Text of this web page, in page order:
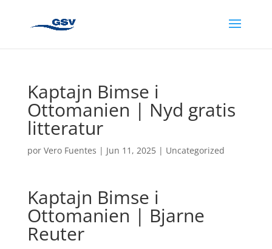
Kaptajn Bimse i
Ottomanien | Nyd gratis
litteratur
por Vero Fuentes | Jun 11, 2025| Uncategorized
Kaptajn Bimse i
Ottomanien | Bjarne
Reuter